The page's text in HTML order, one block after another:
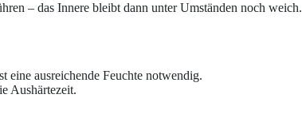
– das Innere bleibt dann unter Umständen noch weich.
ausreichende Feuchte notwendig.
Aushärtezeit.